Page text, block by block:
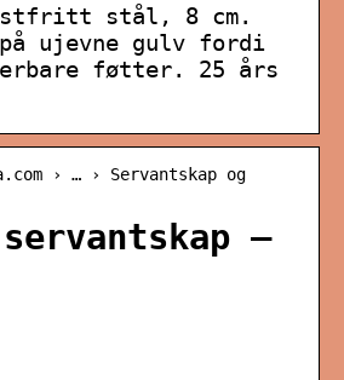
stål, 8 cm.
ujevne gulv fordi
føtter. 25 års
› … › Servantskap og
–